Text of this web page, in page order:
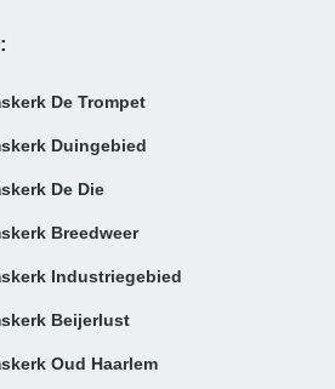
De Trompet
Duingebied
De Die
Breedweer
Industriegebied
Beijerlust
Oud Haarlem